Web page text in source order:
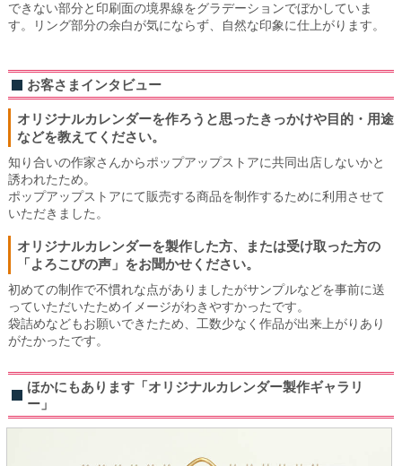
できない部分と印刷面の境界線をグラデーションでぼかしていま
す。リング部分の余白が気にならず、自然な印象に仕上がります。
お客さまインタビュー
オリジナルカレンダーを作ろうと思ったきっかけや目的・用途
などを教えてください。
知り合いの作家さんからポップアップストアに共同出店しないかと
誘われたため。
ポップアップストアにて販売する商品を制作するために利用させて
いただきました。
オリジナルカレンダーを製作した方、または受け取った方の
「よろこびの声」をお聞かせください。
初めての制作で不慣れな点がありましたがサンプルなどを事前に送
っていただいたためイメージがわきやすかったです。
袋詰めなどもお願いできたため、工数少なく作品が出来上がりあり
がたかったです。
ほかにもあります「オリジナルカレンダー製作ギャラリ
ー」